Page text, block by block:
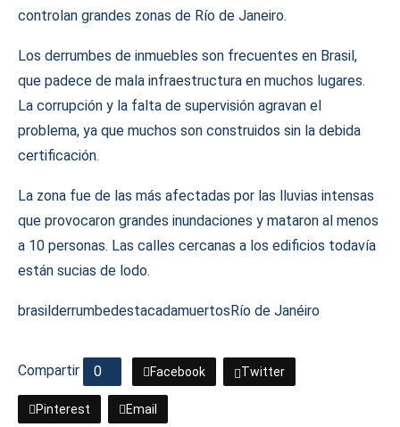
controlan grandes zonas de Río de Janeiro.
Los derrumbes de inmuebles son frecuentes en Brasil,
que padece de mala infraestructura en muchos lugares.
La corrupción y la falta de supervisión agravan el
problema, ya que muchos son construidos sin la debida
certificación.
La zona fue de las más afectadas por las lluvias intensas
que provocaron grandes inundaciones y mataron al menos
a 10 personas. Las calles cercanas a los edificios todavía
están sucias de lodo.
brasilderrumbedestacadamuertosRío de Janéiro
Compartir 0 Facebook Twitter
Pinterest Email